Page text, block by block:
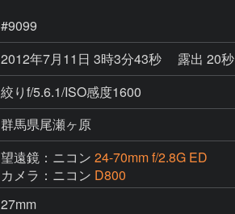
#9099
2012年7月11日 3時3分43秒
露出 20秒
絞りf/5.6.1/ISO感度1600
群馬県尾瀬ヶ原
望遠鏡：ニコン 24-70mm f/2.8G ED
カメラ：ニコン D800
27mm